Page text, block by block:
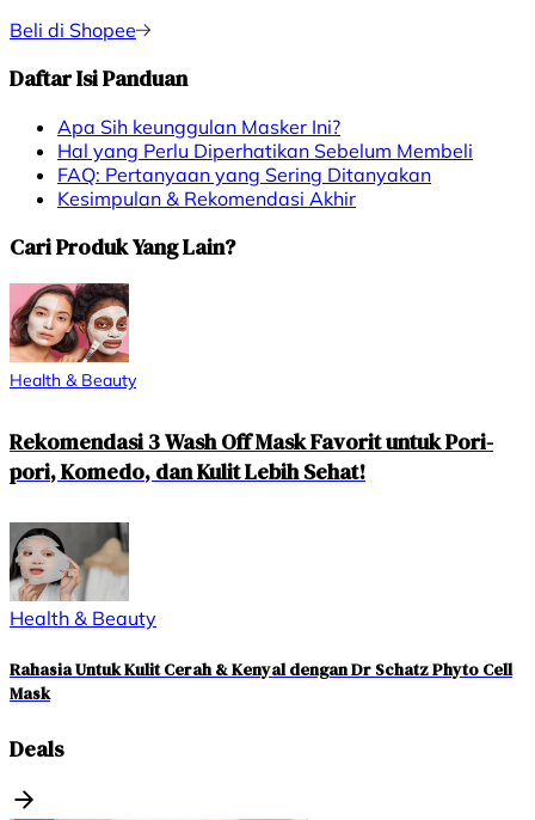
Beli di Shopee
Daftar Isi Panduan
Apa Sih keunggulan Masker Ini?
Hal yang Perlu Diperhatikan Sebelum Membeli
FAQ: Pertanyaan yang Sering Ditanyakan
Kesimpulan & Rekomendasi Akhir
Cari Produk Yang Lain?
Health & Beauty
Rekomendasi 3 Wash Off Mask Favorit untuk Pori-
pori, Komedo, dan Kulit Lebih Sehat!
Health & Beauty
Rahasia Untuk Kulit Cerah & Kenyal dengan Dr Schatz Phyto Cell
Mask
Deals